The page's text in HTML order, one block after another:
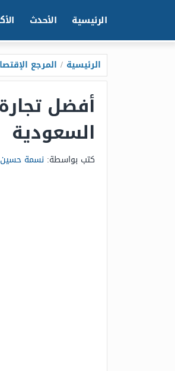
الرئيسية الأحدث
الرئيسية / المرجع
السعودية
كتب بواسطة: نسمة حسين